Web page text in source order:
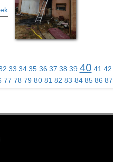
33 34 35 36 37 38 39 40 41 42
77 78 79 80 81 82 83 84 85 86 87